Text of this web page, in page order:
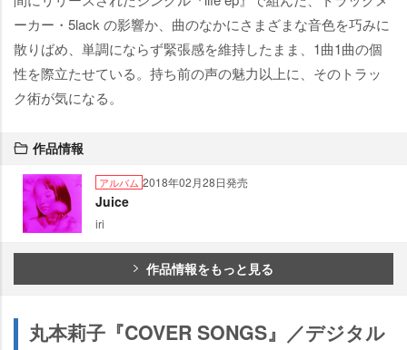
ーカー・5lack の影響か、曲のなかにさまざまな音色を巧みに
散りばめ、単調にならず緊張感を維持したまま、1曲1曲の個
性を際立たせている。持ち前の声の魅力以上に、そのトラッ
ク術が気になる。
作品情報
アルバム 2018年02月28日発売
Juice
iri
作品情報をもっと見る
丸本莉子『COVER SONGS』／デジタル